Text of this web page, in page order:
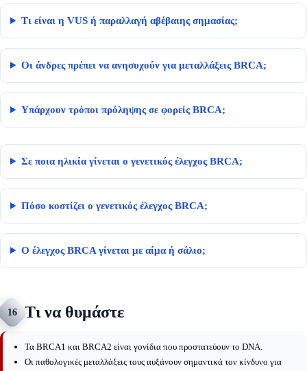
Τι είναι η VUS ή παραλλαγή αβέβαιης σημασίας;
Οι άνδρες πρέπει να ανησυχούν για μεταλλάξεις BRCA;
Υπάρχουν τρόποι πρόληψης σε φορείς BRCA;
Σε ποια ηλικία γίνεται ο γενετικός έλεγχος BRCA;
Πόσο κοστίζει ο γενετικός έλεγχος BRCA;
Ο έλεγχος BRCA γίνεται με αίμα ή σάλιο;
16 Τι να θυμάστε
Τα BRCA1 και BRCA2 είναι γονίδια που προστατεύουν το DNA.
Οι παθολογικές μεταλλάξεις τους αυξάνουν σημαντικά τον κίνδυνο για